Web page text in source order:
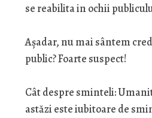
se reabilita in ochii
Așadar, nu mai sântem
public? Foarte suspect!
Cât despre sminteli:
astăzi este iubitoare de